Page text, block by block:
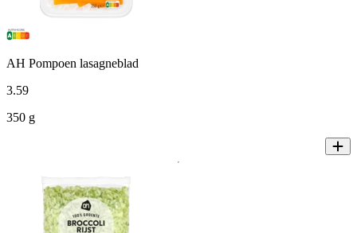
AH Pompoen lasagneblad
3.59
350 g